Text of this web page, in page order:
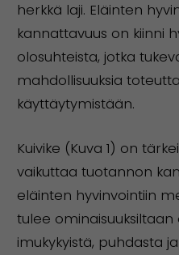
herkkä laji. Eläinten
kannattavuus on kiinni
olosuhteista, jotka
mahdollisuuksia
käyttäytymistään.
Kuivike (Kuva 1) on
vaikuttaa tuotannon
eläinten hyvinvointiin
tulee
imukykyistä, puhdasta